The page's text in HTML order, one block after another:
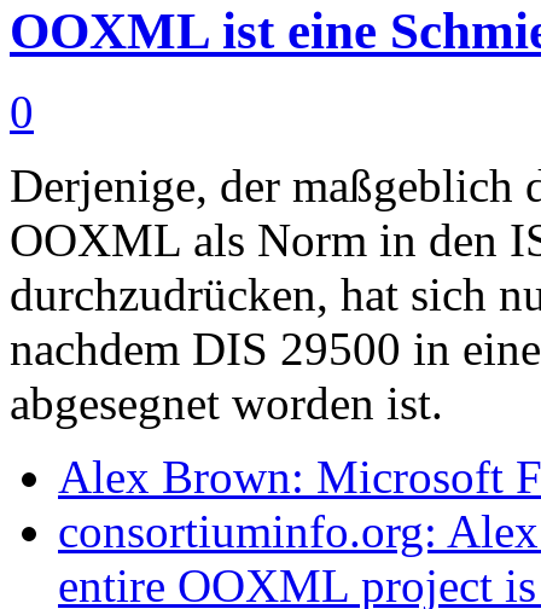
OOXML ist eine
0
Derjenige, der maßgeblich
OOXML als Norm in den
durchzudrücken, hat sich
nachdem DIS 29500 in
abgesegnet worden ist.
Alex Brown: Microsoft
consortiuminfo.org:
entire OOXML project